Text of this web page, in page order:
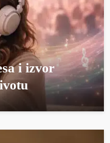
i izvor